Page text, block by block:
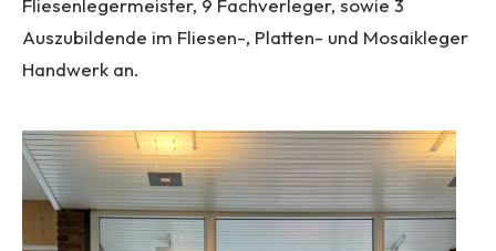
Auszubildende im Fliesen-, Platten- und Mosaikleger
Handwerk an.